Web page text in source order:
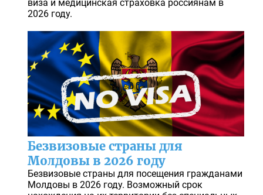
виза и медицинская страховка россиянам в
2026 году.
Безвизовые страны для
Молдовы в 2026 году
Безвизовые страны для посещения гражданами
Молдовы в 2026 году. Возможный срок